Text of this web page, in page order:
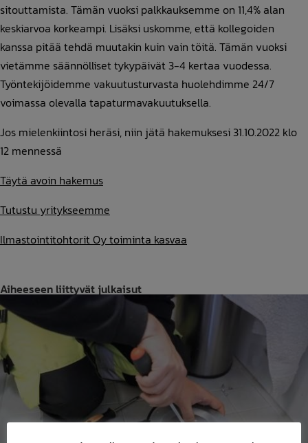
sitouttamista. Tämän vuoksi palkkauksemme on 11,4% alan
keskiarvoa korkeampi. Lisäksi uskomme, että kollegoiden
kanssa pitää tehdä muutakin kuin vain töitä. Tämän vuoksi
vietämme säännölliset tykypäivät 3-4 kertaa vuodessa.
Työntekijöidemme vakuutusturvasta huolehdimme 24/7
voimassa olevalla tapaturmavakuutuksella.
Jos mielenkiintosi heräsi, niin jätä hakemuksesi 31.10.2022 klo
12 mennessä
Täytä avoin hakemus
Tutustu yritykseemme
Ilmastointitohtorit Oy toiminta kasvaa
Aiheeseen liittyvät julkaisut